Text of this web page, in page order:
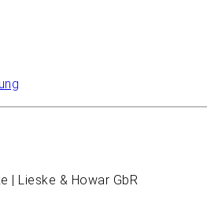
| Lieske & Howar GbR